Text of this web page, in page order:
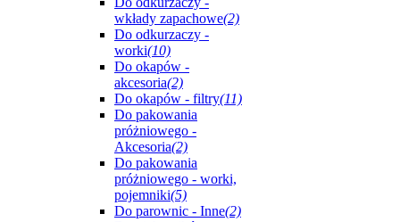
wkłady zapachowe(2)
Do odkurzaczy -
worki(10)
Do okapów -
akcesoria(2)
Do okapów - filtry(11)
Do pakowania
próżniowego -
Akcesoria(2)
Do pakowania
próżniowego - worki,
pojemniki(5)
Do parownic - Inne(2)